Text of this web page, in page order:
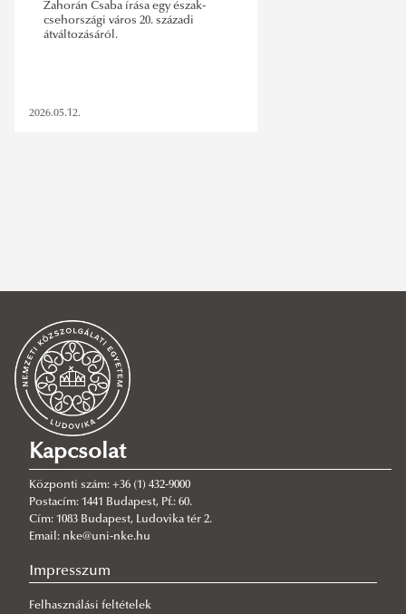
Zahorán Csaba írása egy észak-
csehországi város 20. századi
átváltozásáról.
2026.05.12.
Kapcsolat
Központi szám: +36 (1) 432-9000
Postacím: 1441 Budapest, Pf.: 60.
Cím: 1083 Budapest, Ludovika tér 2.
Email: nke@uni-nke.hu
Impresszum
Felhasználási feltételek